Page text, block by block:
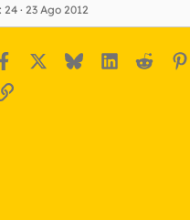
24 23 Ago 2012
Facebook BlueskyLinkedIn
Reddit
Enlace